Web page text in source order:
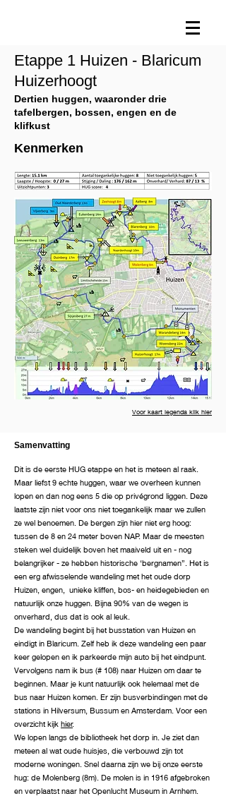
Etappe 1 Huizen - Blaricum
Huizerhoogt
Dertien huggen, waaronder drie
tafelbergen, bossen, engen en de
klifkust
Kenmerken
Voor kaart legenda klik hier
Samenvatting
Dit is de eerste HUG etappe en het is meteen al raak.
Maar liefst 9 echte huggen, waar we overheen kunnen
lopen en dan nog eens 5 die op privégrond liggen. Deze
laatste zijn niet voor ons niet toegankelijk maar we zullen
ze wel benoemen. De bergen zijn hier niet erg hoog:
tussen de 8 en 24 meter boven NAP. Maar de meesten
steken wel duidelijk boven het maaiveld uit en - nog
belangrijker - ze hebben historische ‘bergnamen”. Het is
een erg afwisselende wandeling met het oude dorp
Huizen, engen, unieke kliffen, bos- en heidegebieden en
natuurlijk onze huggen. Bijna 90% van de wegen is
onverhard, dus dat is ook al leuk.
De wandeling begint bij het busstation van Huizen en
eindigt in Blaricum. Zelf heb ik deze wandeling een paar
keer gelopen en ik parkeerde mijn auto bij het eindpunt.
Vervolgens nam ik bus (# 108) naar Huizen om daar te
beginnen. Maar je kunt natuurlijk ook helemaal met de
bus naar Huizen komen. Er zijn busverbindingen met de
stations in Hilversum, Bussum en Amsterdam. Voor een
overzicht kijk hier.
We lopen langs de bibliotheek het dorp in. Je ziet dan
meteen al wat oude huisjes, die verbouwd zijn tot
moderne woningen. Snel daarna zijn we bij onze eerste
hug: de Molenberg (8m). De molen is in 1916 afgebroken
en verplaatst naar het Openlucht Museum in Arnhem.